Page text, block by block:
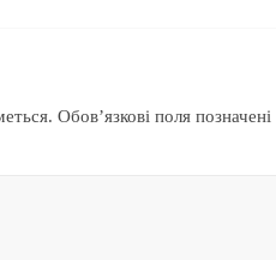
Обов’язкові поля позначені